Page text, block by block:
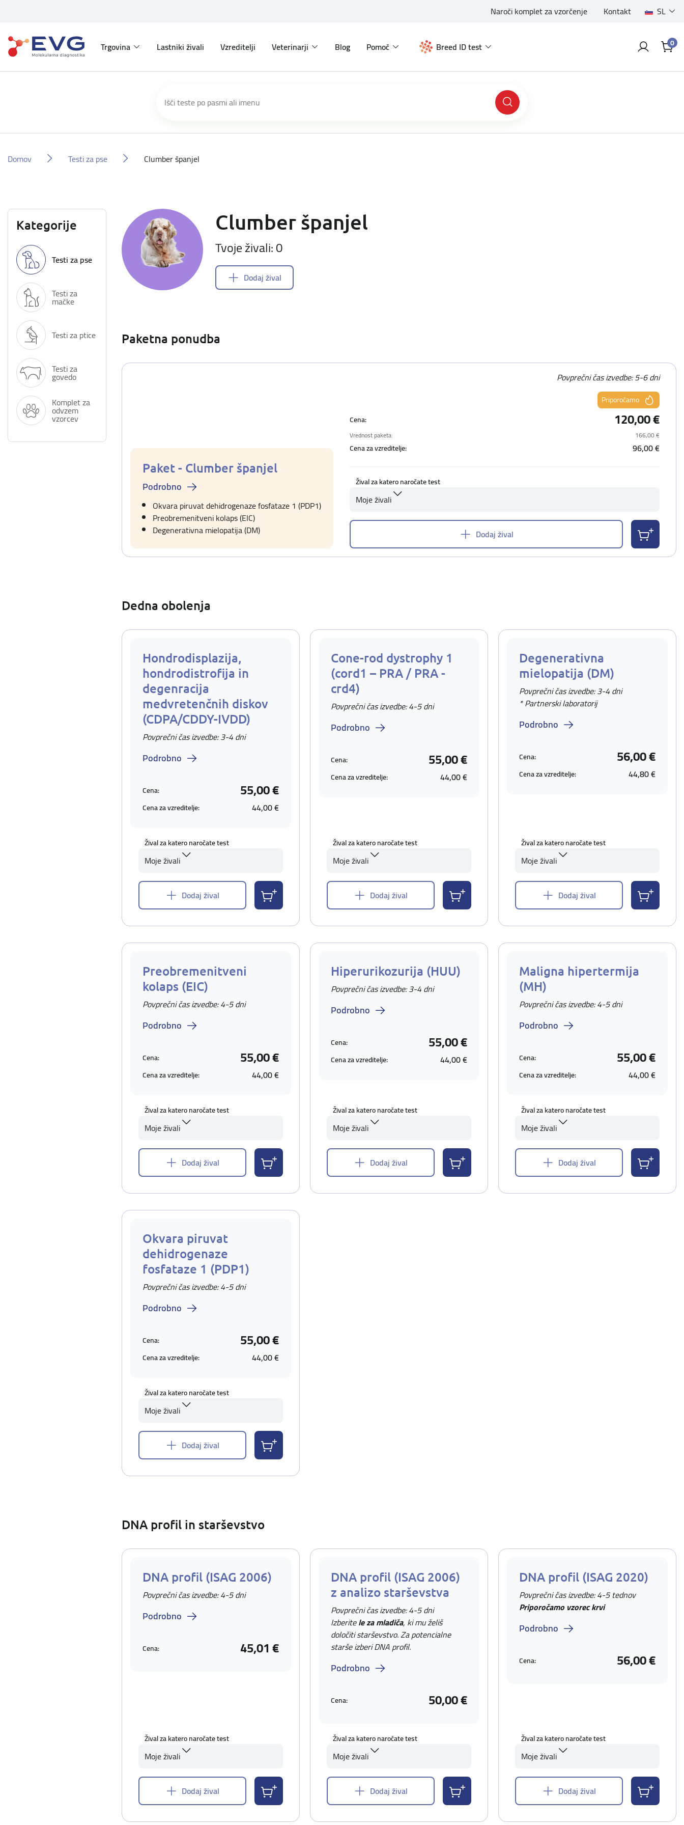
Naroči komplet za vzorčenje Kontakt SL
Trgovina Lastniki živali Vzreditelji Veterinarji Blog Pomoč Breed ID test 0
Domov Testi za pse Clumber španjel
Kategorije
Testi za pse
Testi za
mačke
Testi za ptice
Testi za
govedo
Komplet za
odvzem
vzorcev
Clumber španjel
Tvoje živali: 0
Dodaj žival
Paketna ponudba
Paket - Clumber španjel
Podrobno
Okvara piruvat dehidrogenaze fosfataze 1 (PDP1)
Preobremenitveni kolaps (EIC)
Degenerativna mielopatija (DM)
Povprečni čas izvedbe: 5-6 dni
Priporočamo
Cena:
120,00 €
Vrednost paketa: 166,00 €
Cena za vzreditelje: 96,00 €
Žival za katero naročate test
Moje živali
Dodaj žival
Dedna obolenja
Hondrodisplazija,
hondrodistrofija in
degenracija
medvretenčnih diskov
(CDPA/CDDY-IVDD)
Povprečni čas izvedbe: 3-4 dni
Podrobno
Cena: 55,00 €
Cena za vzreditelje: 44,00 €
Žival za katero naročate test
Moje živali
Dodaj žival
Cone-rod dystrophy 1
(cord1 – PRA / PRA -
crd4)
Povprečni čas izvedbe: 4-5 dni
Podrobno
Cena: 55,00 €
Cena za vzreditelje: 44,00 €
Žival za katero naročate test
Moje živali
Dodaj žival
Degenerativna
mielopatija (DM)
Povprečni čas izvedbe: 3-4 dni
* Partnerski laboratorij
Podrobno
Cena: 56,00 €
Cena za vzreditelje: 44,80 €
Žival za katero naročate test
Moje živali
Dodaj žival
Preobremenitveni
kolaps (EIC)
Povprečni čas izvedbe: 4-5 dni
Podrobno
Cena: 55,00 €
Cena za vzreditelje: 44,00 €
Žival za katero naročate test
Moje živali
Dodaj žival
Hiperurikozurija (HUU)
Povprečni čas izvedbe: 3-4 dni
Podrobno
Cena: 55,00 €
Cena za vzreditelje: 44,00 €
Žival za katero naročate test
Moje živali
Dodaj žival
Maligna hipertermija
(MH)
Povprečni čas izvedbe: 4-5 dni
Podrobno
Cena: 55,00 €
Cena za vzreditelje: 44,00 €
Žival za katero naročate test
Moje živali
Dodaj žival
Okvara piruvat
dehidrogenaze
fosfataze 1 (PDP1)
Povprečni čas izvedbe: 4-5 dni
Podrobno
Cena: 55,00 €
Cena za vzreditelje: 44,00 €
Žival za katero naročate test
Moje živali
Dodaj žival
DNA profil in starševstvo
DNA profil (ISAG 2006)
Povprečni čas izvedbe: 4-5 dni
Podrobno
Cena: 45,01 €
Žival za katero naročate test
Moje živali
Dodaj žival
DNA profil (ISAG 2006)
z analizo starševstva
Povprečni čas izvedbe: 4-5 dni
Izberitele za mladiča, ki mu želiš
določiti starševstvo. Za potencialne
starše izberi DNA profil.
Podrobno
Cena: 50,00 €
Žival za katero naročate test
Moje živali
Dodaj žival
DNA profil (ISAG 2020)
Povprečni čas izvedbe: 4-5 tednov
Priporočamo vzorec krvi
Podrobno
Cena: 56,00 €
Žival za katero naročate test
Moje živali
Dodaj žival